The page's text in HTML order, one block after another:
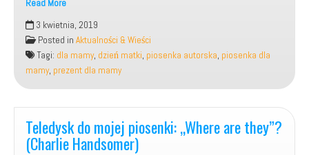
Read More
Moja
autorska
piosenka
dla
Mamy
3 kwietnia, 2019
Posted in Aktualności & Wieści
Tagi: dla mamy, dzień matki, piosenka autorska, piosenka dla
mamy, prezent dla mamy
Teledysk do mojej piosenki: „Where are they”?
(Charlie Handsomer)